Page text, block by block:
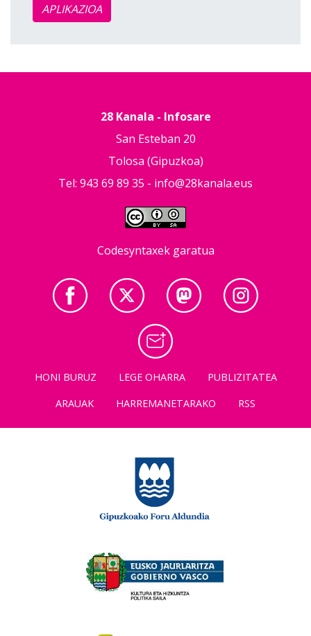
APLIKAZIOA
28 Kanala - Infosare
San Esteban 20
Tolosa (Gipuzkoa)
Tel: 943 69 89 35 - info@28kanala.eus
Codesyntaxek garatua
HONI BURUZ LEGE OHARRA
PUBLIZITATEA
ARAUAK
HARREMANETARAKO RSS